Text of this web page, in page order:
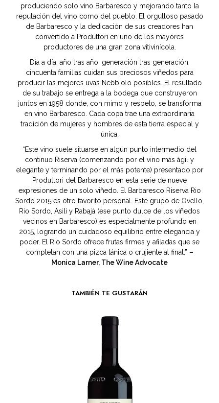
produciendo solo vino Barbaresco y mejorando tanto la
reputación del vino como del pueblo. El orgulloso pasado
de Barbaresco y la dedicación de sus creadores han
convertido a Produttori en uno de los mayores
productores de una gran zona vitivinícola.
Día a día, año tras año, generación tras generación,
cincuenta familias cuidan sus preciosos viñedos para
producir las mejores uvas Nebbiolo posibles. El resultado
de su trabajo se entrega a la bodega que construyeron
juntos en 1958 donde, con mimo y respeto, se transforma
en vino Barbaresco. Cada copa trae una extraordinaria
tradición de mujeres y hombres de esta tierra especial y
única.
“Este vino suele situarse en algún punto intermedio del
continuo Riserva (comenzando por el vino más ágil y
elegante y terminando por el más potente) presentado por
Produttori del Barbaresco en esta serie de nueve
expresiones de un solo viñedo. El Barbaresco Riserva Rio
Sordo 2015 es otro favorito personal. Este grupo de Ovello,
Rio Sordo, Asili y Rabajà (ese punto dulce de los viñedos
vecinos en Barbaresco) es especialmente profundo en
2015, logrando un cuidadoso equilibrio entre elegancia y
poder. El Rio Sordo ofrece frutas firmes y afiladas que se
completan con una pizca tánica o crujiente al final.” –
Monica Larner, The Wine Advocate
TAMBIÉN TE GUSTARÁN